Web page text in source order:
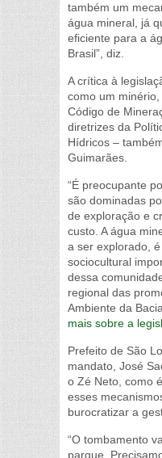
também um
água mineral, já
eficiente para a
Brasil”, diz.
A crítica à
como um
Código de
diretrizes da
Hídricos –
Guimarães.
“É preocupante
são dominadas
de exploração e
custo. A água
a ser explorado,
sociocultural
dessa
regional das
Ambiente da
mais sobre a
Prefeito de São
mandato, José
o Zé Neto, como
esses
burocratizar a
“O tombamento
parque.